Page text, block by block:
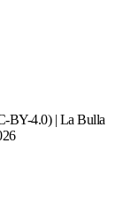
BY-4.0) | La Bulla